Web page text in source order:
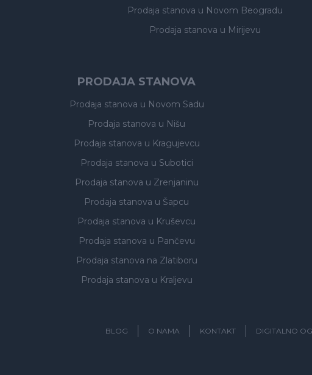
Prodaja stanova u Novom Beogradu
Prodaja stanova u Mirijevu
PRODAJA STANOVA
Prodaja stanova u Novom Sadu
Prodaja stanova u Nišu
Prodaja stanova u Kragujevcu
Prodaja stanova u Subotici
Prodaja stanova u Zrenjaninu
Prodaja stanova u Šapcu
Prodaja stanova u Kruševcu
Prodaja stanova u Pančevu
Prodaja stanova na Zlatiboru
Prodaja stanova u Kraljevu
BLOG O NAMA KONTAKT DIGITALNO